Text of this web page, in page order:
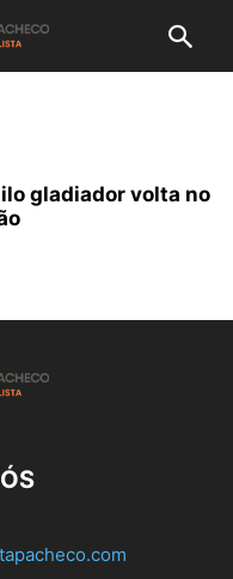
gladiador volta no